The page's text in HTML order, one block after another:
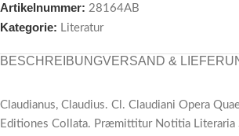
Artikelnummer: 28164AB
Kategorie: Literatur
BESCHREIBUNGVERSAND &
Claudianus, Claudius. Cl. Claudiani Opera
Editiones Collata. Præmittitur Notitia Literaria